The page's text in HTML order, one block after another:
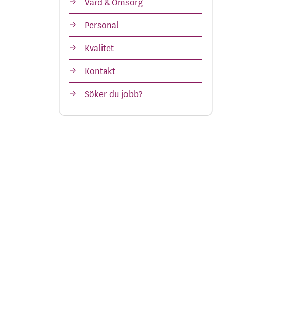
Personal
Kvalitet
Kontakt
Söker du jobb?